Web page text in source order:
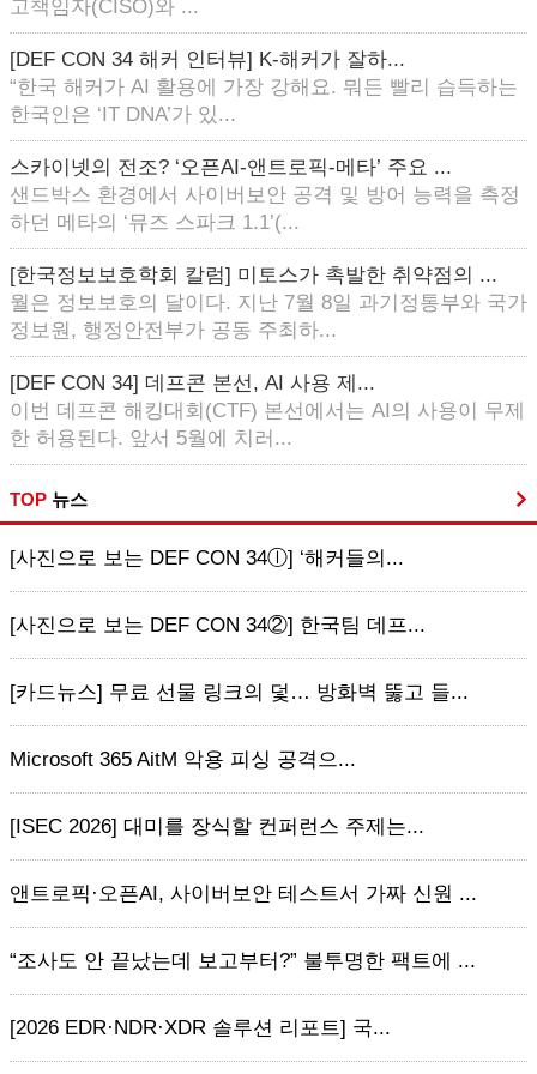
고책임자(CISO)와 ...
[DEF CON 34 해커 인터뷰] K-해커가 잘하...
“한국 해커가 AI 활용에 가장 강해요. 뭐든 빨리 습득하는
한국인은 ‘IT DNA’가 있...
스카이넷의 전조? ‘오픈AI-앤트로픽-메타’ 주요 ...
샌드박스 환경에서 사이버보안 공격 및 방어 능력을 측정
하던 메타의 ‘뮤즈 스파크 1.1’(...
[한국정보보호학회 칼럼] 미토스가 촉발한 취약점의 ...
월은 정보보호의 달이다. 지난 7월 8일 과기정통부와 국가
정보원, 행정안전부가 공동 주최하...
[DEF CON 34] 데프콘 본선, AI 사용 제...
이번 데프콘 해킹대회(CTF) 본선에서는 AI의 사용이 무제
한 허용된다. 앞서 5월에 치러...
TOP 뉴스
[사진으로 보는 DEF CON 34ⓛ] ‘해커들의...
[사진으로 보는 DEF CON 34②] 한국팀 데프...
[카드뉴스] 무료 선물 링크의 덫… 방화벽 뚫고 들...
Microsoft 365 AitM 악용 피싱 공격으...
[ISEC 2026] 대미를 장식할 컨퍼런스 주제는...
앤트로픽·오픈AI, 사이버보안 테스트서 가짜 신원 ...
“조사도 안 끝났는데 보고부터?” 불투명한 팩트에 ...
[2026 EDR·NDR·XDR 솔루션 리포트] 국...